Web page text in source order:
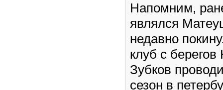
Напомним,
являлся
недавно
клуб с
Зубков
сезон в